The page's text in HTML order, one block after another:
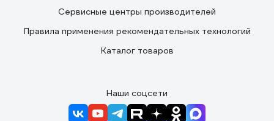
Сервисные центры производителей
Правила применения рекомендательных технологий
Каталог товаров
Наши соцсети